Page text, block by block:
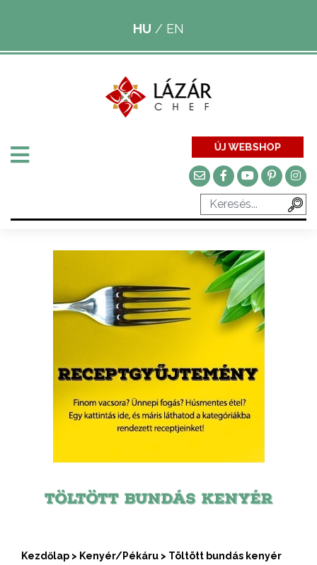
HU / EN
ÚJ WEBSHOP
TÖLTÖTT BUNDÁS KENYÉR
Kezdőlap > Kenyér/Pékáru > Töltött bundás kenyér